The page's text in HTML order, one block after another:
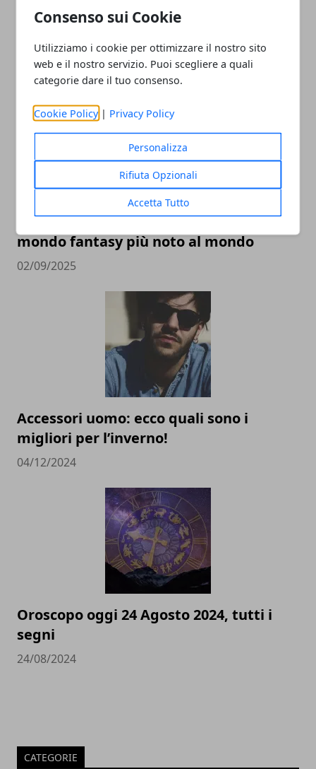
Consenso sui Cookie
Utilizziamo i cookie per ottimizzare il nostro sito
web e il nostro servizio. Puoi scegliere a quali
categorie dare il tuo consenso.
Cookie Policy | Privacy Policy
Personalizza
Rifiuta Opzionali
Accetta Tutto
ARTICOLI CORRELATI
L’universo Harry Potter: libri, film,
mostre e serie TV, tutte le versioni del
mondo fantasy più noto al mondo
02/09/2025
Accessori uomo: ecco quali sono i
migliori per l’inverno!
04/12/2024
Oroscopo oggi 24 Agosto 2024, tutti i
segni
24/08/2024
CATEGORIE